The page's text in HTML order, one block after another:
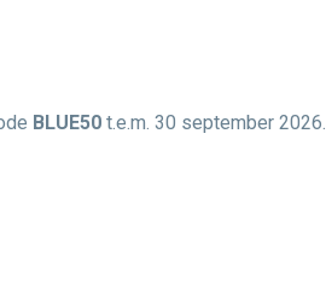
BLUE50 t.e.m. 30 september 2026.